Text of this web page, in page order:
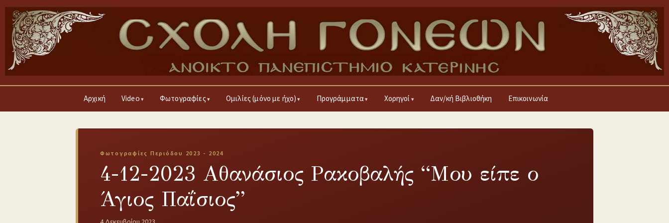
Αρχική Video Φωτογραφίες Ομιλίες (μόνο με ήχο) Προγράμματα Χορηγοί Δαν/κή Βιβλιοθήκη Επικοινωνία
Φωτογραφίες Περιόδου 2023 - 2024
4-12-2023 Αθανάσιος Ρακοβαλής “Μου είπε ο
Άγιος Παΐσιος”